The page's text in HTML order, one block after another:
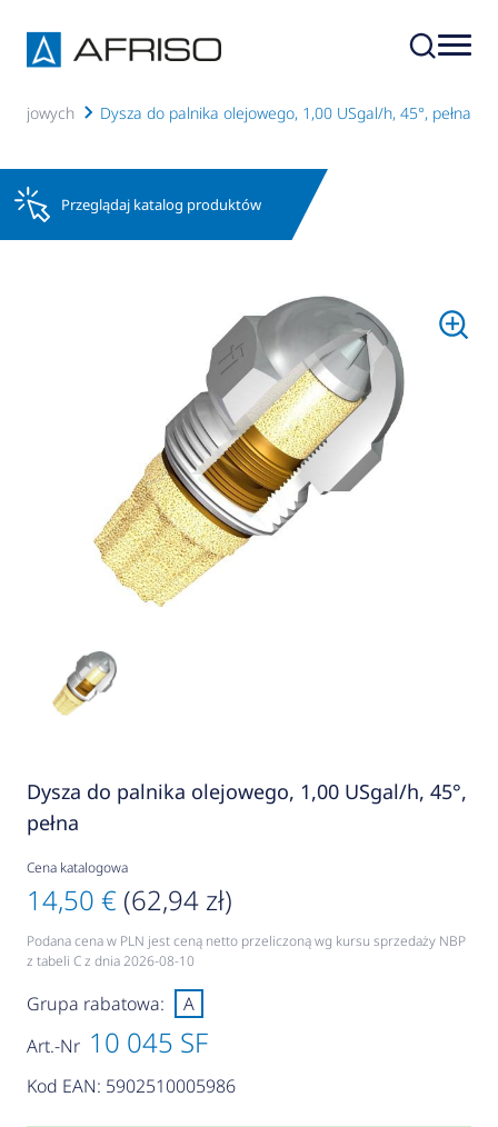
olejowych Dysza do palnika olejowego, 1,00 USgal/h, 45°, pełna
Przeglądaj katalog produktów
Dysza do palnika olejowego, 1,00 USgal/h, 45°,
pełna
Cena katalogowa
14,50 € (62,94 zł)
Podana cena w PLN jest ceną netto przeliczoną wg kursu sprzedaży NBP
z tabeli C z dnia 2026-08-10
Art.-Nr 10 045 SF
Kod EAN: 5902510005986
Grupa rabatowa: A